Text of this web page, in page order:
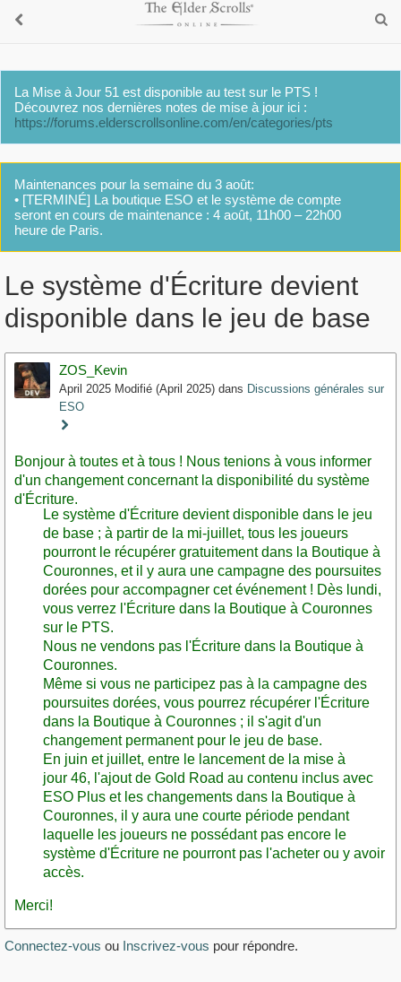
La Mise à Jour 51 est disponible au test sur le PTS !
Découvrez nos dernières notes de mise à jour ici :
https://forums.elderscrollsonline.com/en/categories/pts
Maintenances pour la semaine du 3 août:
• [TERMINÉ] La boutique ESO et le système de compte
seront en cours de maintenance : 4 août, 11h00 – 22h00
heure de Paris.
Le système d'Écriture devient
disponible dans le jeu de base
ZOS_Kevin
April 2025 Modifié (April 2025) dans Discussions générales sur
ESO
Staff
Bonjour à toutes et à tous ! Nous tenions à vous informer
d'un changement concernant la disponibilité du système
d'Écriture.
Le système d'Écriture devient disponible dans le jeu
de base ; à partir de la mi-juillet, tous les joueurs
pourront le récupérer gratuitement dans la Boutique à
Couronnes, et il y aura une campagne des poursuites
dorées pour accompagner cet événement ! Dès lundi,
vous verrez l'Écriture dans la Boutique à Couronnes
sur le PTS.
Nous ne vendons pas l'Écriture dans la Boutique à
Couronnes.
Même si vous ne participez pas à la campagne des
poursuites dorées, vous pourrez récupérer l'Écriture
dans la Boutique à Couronnes ; il s'agit d'un
changement permanent pour le jeu de base.
En juin et juillet, entre le lancement de la mise à
jour 46, l'ajout de Gold Road au contenu inclus avec
ESO Plus et les changements dans la Boutique à
Couronnes, il y aura une courte période pendant
laquelle les joueurs ne possédant pas encore le
système d'Écriture ne pourront pas l'acheter ou y avoir
accès.
Merci!
Connectez-vous ou Inscrivez-vous pour répondre.